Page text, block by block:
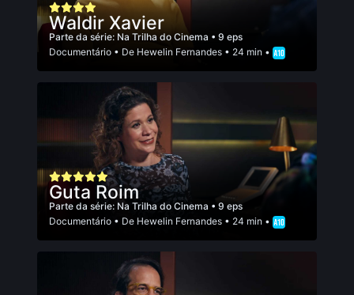
Waldir Xavier
Parte da série: Na Trilha do Cinema • 9 eps
Documentário • De Hewelin Fernandes • 24 min •
Guta Roim
Parte da série: Na Trilha do Cinema • 9 eps
Documentário • De Hewelin Fernandes • 24 min •